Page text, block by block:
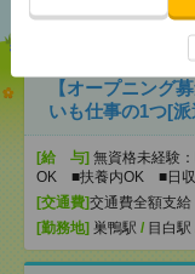
【オープニング
いも仕事の1つ[派
[給 与] 無資格未経験
OK ■扶養内OK ■日収
[交通費]交通費全額支給
[勤務地] 巣鴨駅 / 目白駅